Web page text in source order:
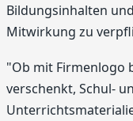
Bildungsinhalten
Mitwirkung zu
"Ob mit Firmenlogo
verschenkt, Schul-